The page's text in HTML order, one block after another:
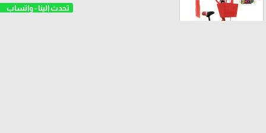
تحدث الينا - واتساب